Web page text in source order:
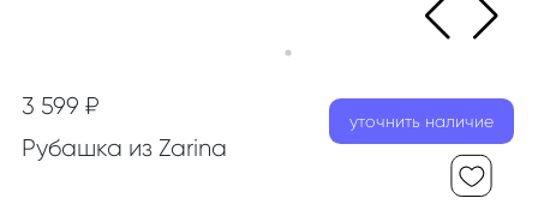
3 599 ₽
Рубашка из Zarina
уточнить наличие